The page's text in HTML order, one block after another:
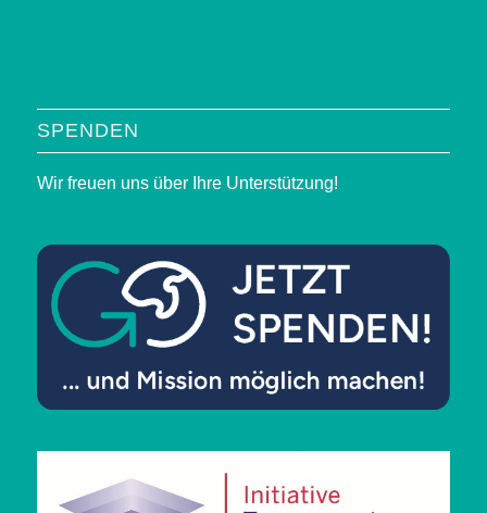
SPENDEN
Wir freuen uns über Ihre Unterstützung!